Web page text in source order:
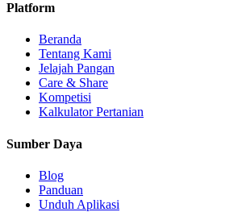
Platform
Beranda
Tentang Kami
Jelajah Pangan
Care & Share
Kompetisi
Kalkulator Pertanian
Sumber Daya
Blog
Panduan
Unduh Aplikasi